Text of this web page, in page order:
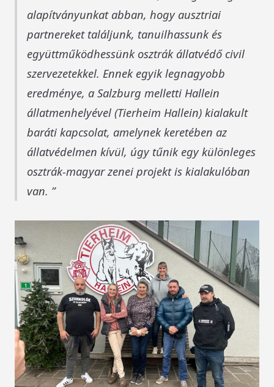
alapítványunkat abban, hogy ausztriai
partnereket találjunk, tanuilhassunk és
együttműködhessünk osztrák állatvédő civil
szervezetekkel. Ennek egyik legnagyobb
eredménye, a Salzburg melletti Hallein
állatmenhelyével (Tierheim Hallein) kialakult
baráti kapcsolat, amelynek keretében az
állatvédelmen kívül, úgy tűnik egy különleges
osztrák-magyar zenei projekt is kialakulóban
van.